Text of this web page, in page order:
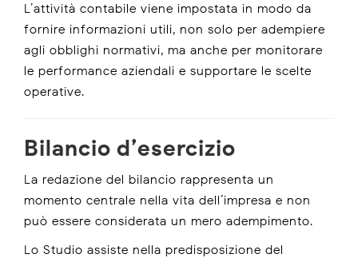
L’attività contabile viene impostata in modo da
fornire informazioni utili, non solo per adempiere
agli obblighi normativi, ma anche per monitorare
le performance aziendali e supportare le scelte
operative.
Bilancio d’esercizio
La redazione del bilancio rappresenta un
momento centrale nella vita dell’impresa e non
può essere considerata un mero adempimento.
Lo Studio assiste nella predisposizione del